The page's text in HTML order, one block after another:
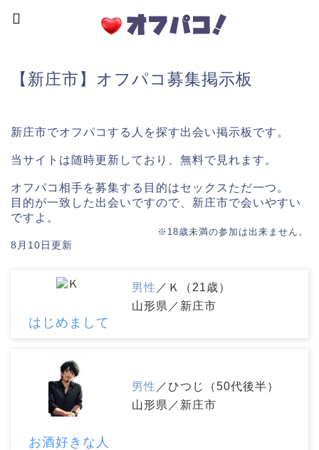
【新庄市】オフパコ募集掲示板
新庄市でオフパコする人を探す出会い掲示板です。
当サイトは随時更新しており、無料で見れます。
オフパコ相手を募集する目的はセックスただ一つ。
目的が一致した出会いですので、新庄市で会いやすい
ですよ。
※18歳未満の参加は出来ません。
8月10日更新
男性 ／Ｋ（21歳）
山形県／新庄市
はじめまして
男性 ／ひつじ（50代後半）
山形県／新庄市
お酒好きな人